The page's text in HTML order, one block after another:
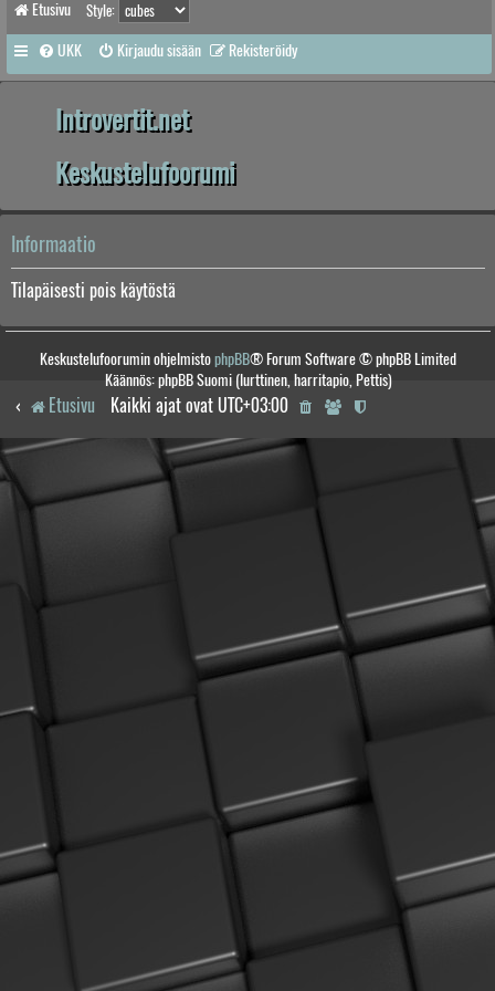
Etusivu Style:
UKK Kirjaudu sisään Rekisteröidy
Introvertit.net
Keskustelufoorumi
Informaatio
Tilapäisesti pois käytöstä
Keskustelufoorumin ohjelmistophpBB® Forum Software © phpBB Limited
Käännös: phpBB Suomi (lurttinen, harritapio, Pettis)
Etusivu Kaikki ajat ovat UTC+03:00